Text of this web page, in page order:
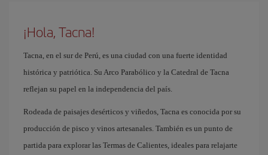
¡Hola, Tacna!
Tacna, en el sur de Perú, es una ciudad con una fuerte identidad
histórica y patriótica. Su Arco Parabólico y la Catedral de Tacna
reflejan su papel en la independencia del país.
Rodeada de paisajes desérticos y viñedos, Tacna es conocida por su
producción de pisco y vinos artesanales. También es un punto de
partida para explorar las Termas de Calientes, ideales para relajarte